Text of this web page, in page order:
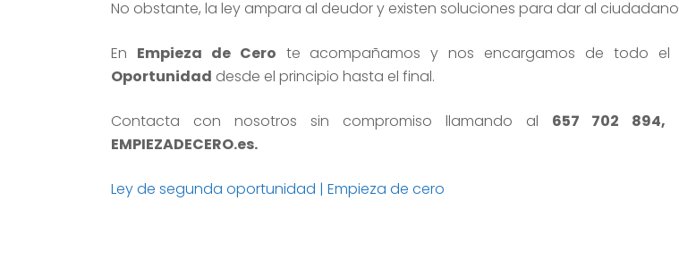
No obstante, la ley ampara al deudor y existen soluciones para dar al
En Empieza de Cero te acompañamos y nos encargamos de todo el
Oportunidad desde el principio hasta el final.
Contacta con nosotros sin compromiso llamando al 657 702 894,
EMPIEZADECERO.es.
Ley de segunda oportunidad | Empieza de cero